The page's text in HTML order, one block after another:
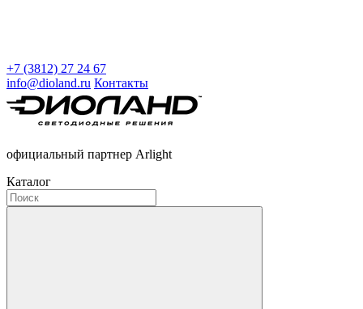
+7 (3812) 27 24 67
info@dioland.ru Контакты
официальный партнер Arlight
Каталог